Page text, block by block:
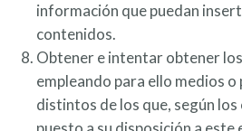
información que puedan
contenidos.
Obtener e intentar obtener
empleando para ello medios
distintos de los que, según los